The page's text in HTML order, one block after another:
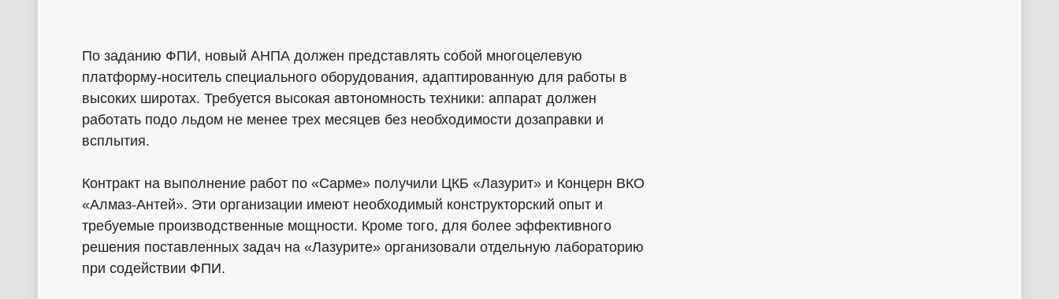
По заданию ФПИ, новый АНПА должен представлять собой многоцелевую
платформу-носитель специального оборудования, адаптированную для работы в
высоких широтах. Требуется высокая автономность техники: аппарат должен
работать подо льдом не менее трех месяцев без необходимости дозаправки и
всплытия.
Контракт на выполнение работ по «Сарме» получили ЦКБ «Лазурит» и Концерн ВКО
«Алмаз-Антей». Эти организации имеют необходимый конструкторский опыт и
требуемые производственные мощности. Кроме того, для более эффективного
решения поставленных задач на «Лазурите» организовали отдельную лабораторию
при содействии ФПИ.